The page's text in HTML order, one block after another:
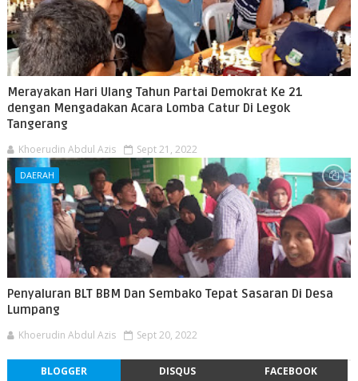
Merayakan Hari Ulang Tahun Partai Demokrat Ke 21
dengan Mengadakan Acara Lomba Catur Di Legok
Tangerang
Khoerudin Abdul Azis Sept 21, 2022
DAERAH
Penyaluran BLT BBM Dan Sembako Tepat Sasaran Di Desa
Lumpang
Khoerudin Abdul Azis Sept 20, 2022
BLOGGER DISQUS FACEBOOK